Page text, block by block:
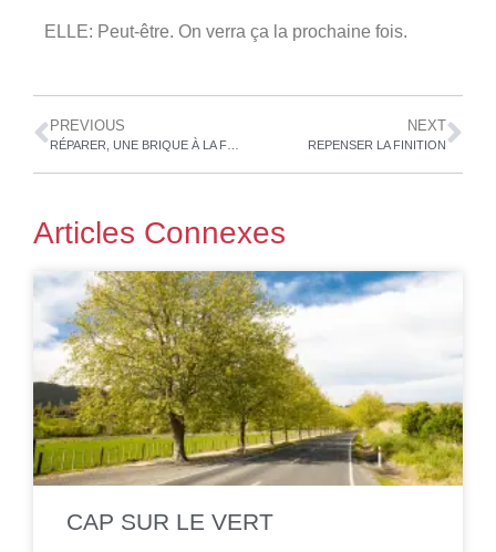
ELLE: Peut-être. On verra ça la prochaine fois.
PREVIOUS NEXT
REPENSER LA FINITION
Articles Connexes
CAP SUR LE VERT